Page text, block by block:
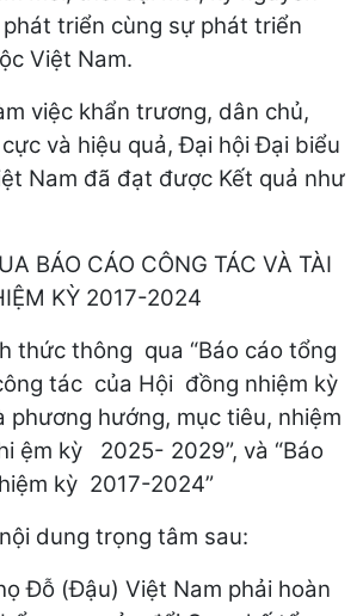
triển cùng sự phát triển
Việt Nam.
việc khẩn trương, dân chủ,
và hiệu quả, Đại hội Đại biểu
Nam đã đạt được Kết quả như
BÁO CÁO CÔNG TÁC VÀ TÀI
KỲ 2017-2024
thức thông qua “Báo cáo tổng
tác của Hội đồng nhiệm kỳ
phương hướng, mục tiêu, nhiệm
ệm kỳ 2025- 2029”, và “Báo
kỳ 2017-2024”
dung trọng tâm sau:
Đỗ (Đậu) Việt Nam phải hoàn